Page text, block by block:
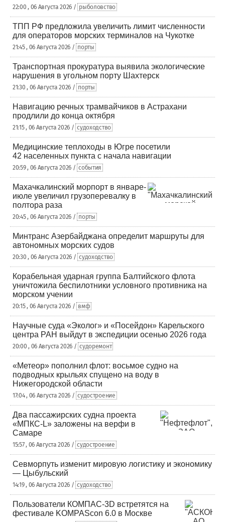
22:00 , 06 Августа 2026 / рыболовство
ТПП РФ предложила увеличить лимит численности
для операторов морских терминалов на Чукотке
21:45 , 06 Августа 2026 / порты
Транспортная прокуратура выявила экологические
нарушения в угольном порту Шахтерск
21:30 , 06 Августа 2026 / порты
Навигацию речных трамвайчиков в Астрахани
продлили до конца октября
21:15 , 06 Августа 2026 / судоходство
Медицинские теплоходы в Югре посетили
42 населенных пункта с начала навигации
20:59 , 06 Августа 2026 / события
Махачкалинский морпорт в январе-
июле увеличил грузоперевалку в
полтора раза
20:45 , 06 Августа 2026 / порты
Минтранс Азербайджана определит маршруты для
автономных морских судов
20:30 , 06 Августа 2026 / судоходство
Корабельная ударная группа Балтийского флота
уничтожила беспилотники условного противника на
морском учении
20:15 , 06 Августа 2026 / вмф
Научные суда «Эколог» и «Посейдон» Карельского
центра РАН выйдут в экспедиции осенью 2026 года
20:00 , 06 Августа 2026 / судоремонт
«Метеор» пополнил флот: восьмое судно на
подводных крыльях спущено на воду в
Нижегородской области
17:04 , 06 Августа 2026 / судостроение
Два пассажирских судна проекта
«МПКС-L» заложены на верфи в
Самаре
15:57 , 06 Августа 2026 / судостроение
Севморпуть изменит мировую логистику и экономику
— Цыбульский
14:19 , 06 Августа 2026 / судоходство
Пользователи КОМПАС-3D встретятся на
фестивале KOMPAScon 6.0 в Москве